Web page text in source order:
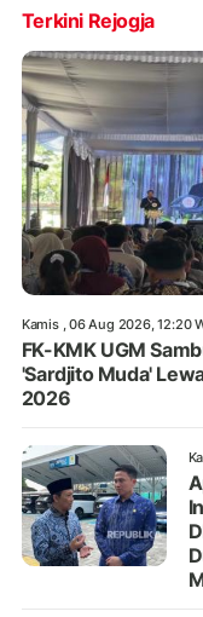
Terkini Rejogja
Kamis , 06 Aug 2026, 12:20
FK-KMK UGM
'Sardjito Muda'
2026